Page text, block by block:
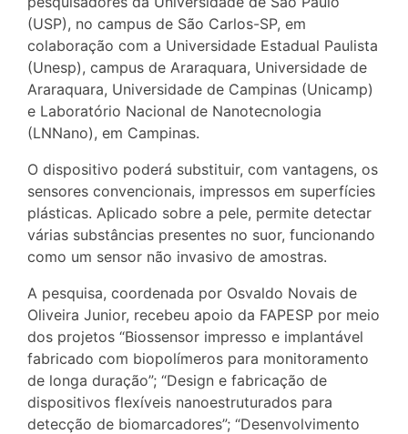
(USP), no campus de São Carlos-SP, em
colaboração com a Universidade Estadual Paulista
(Unesp), campus de Araraquara, Universidade de
Araraquara, Universidade de Campinas (Unicamp)
e Laboratório Nacional de Nanotecnologia
(LNNano), em Campinas.
O dispositivo poderá substituir, com vantagens, os
sensores convencionais, impressos em superfícies
plásticas. Aplicado sobre a pele, permite detectar
várias substâncias presentes no suor, funcionando
como um sensor não invasivo de amostras.
A pesquisa, coordenada por Osvaldo Novais de
Oliveira Junior, recebeu apoio da FAPESP por meio
dos projetos “Biossensor impresso e implantável
fabricado com biopolímeros para monitoramento
de longa duração”; “Design e fabricação de
dispositivos flexíveis nanoestruturados para
detecção de biomarcadores”; “Desenvolvimento